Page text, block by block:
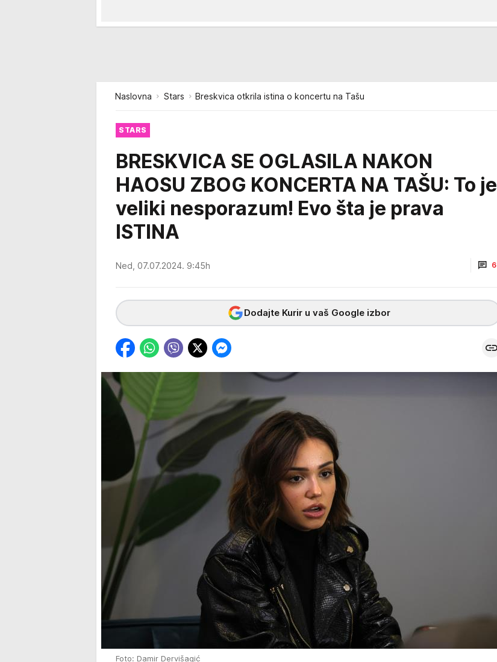
Naslovna Stars Breskvica otkrila istina o koncertu na Tašu
STARS
BRESKVICA SE OGLASILA NAKON
HAOSU ZBOG KONCERTA NA TAŠU: To je
veliki nesporazum! Evo šta je prava
ISTINA
Ned, 07.07.2024. 9:45h 6
Dodajte Kurir u vaš Google izbor
Foto: Damir Dervišagić